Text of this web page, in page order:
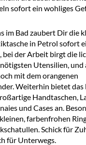
sofort ein wohliges
im Bad zaubert Dir die
in Petrol sofort
bei der Arbeit birgt die
Utensilien, und
mit dem orangenen
Weiterhin bietet das
Handtaschen,
und Cases an.
farbenfrohen
Schick für
für Unterwegs.